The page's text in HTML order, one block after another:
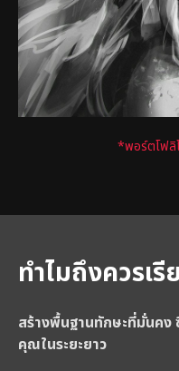
*พอร์ตโฟลิ
ทำไมถึงควรเ
สร้างพื้นฐานทักษะที่มั่นคง
คุณในระยะยาว